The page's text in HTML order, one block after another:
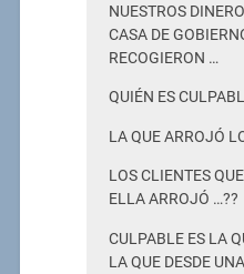
NUESTROS
CASA DE
RECOGIERON …
QUIÉN ES
LA QUE ARROJÓ
LOS CLIENTES
ELLA ARROJÓ …??
CULPABLE ES LA
LA QUE DESDE